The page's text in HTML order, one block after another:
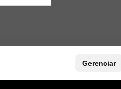
Gerenciar